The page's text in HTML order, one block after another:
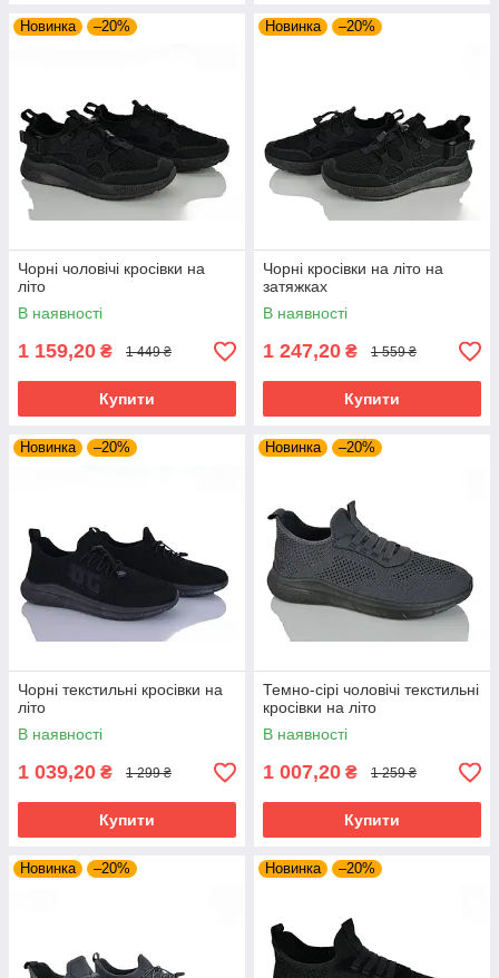
Новинка –20%
Чорні чоловічі кросівки на
літо
В наявності
1 159,20 ₴ 1 449 ₴
Купити
Новинка –20%
Чорні кросівки на літо на
затяжках
В наявності
1 247,20 ₴ 1 559 ₴
Купити
Новинка –20%
Чорні текстильні кросівки на
літо
В наявності
1 039,20 ₴ 1 299 ₴
Купити
Новинка –20%
Темно-сірі чоловічі текстильні
кросівки на літо
В наявності
1 007,20 ₴ 1 259 ₴
Купити
Новинка –20% Новинка –20%